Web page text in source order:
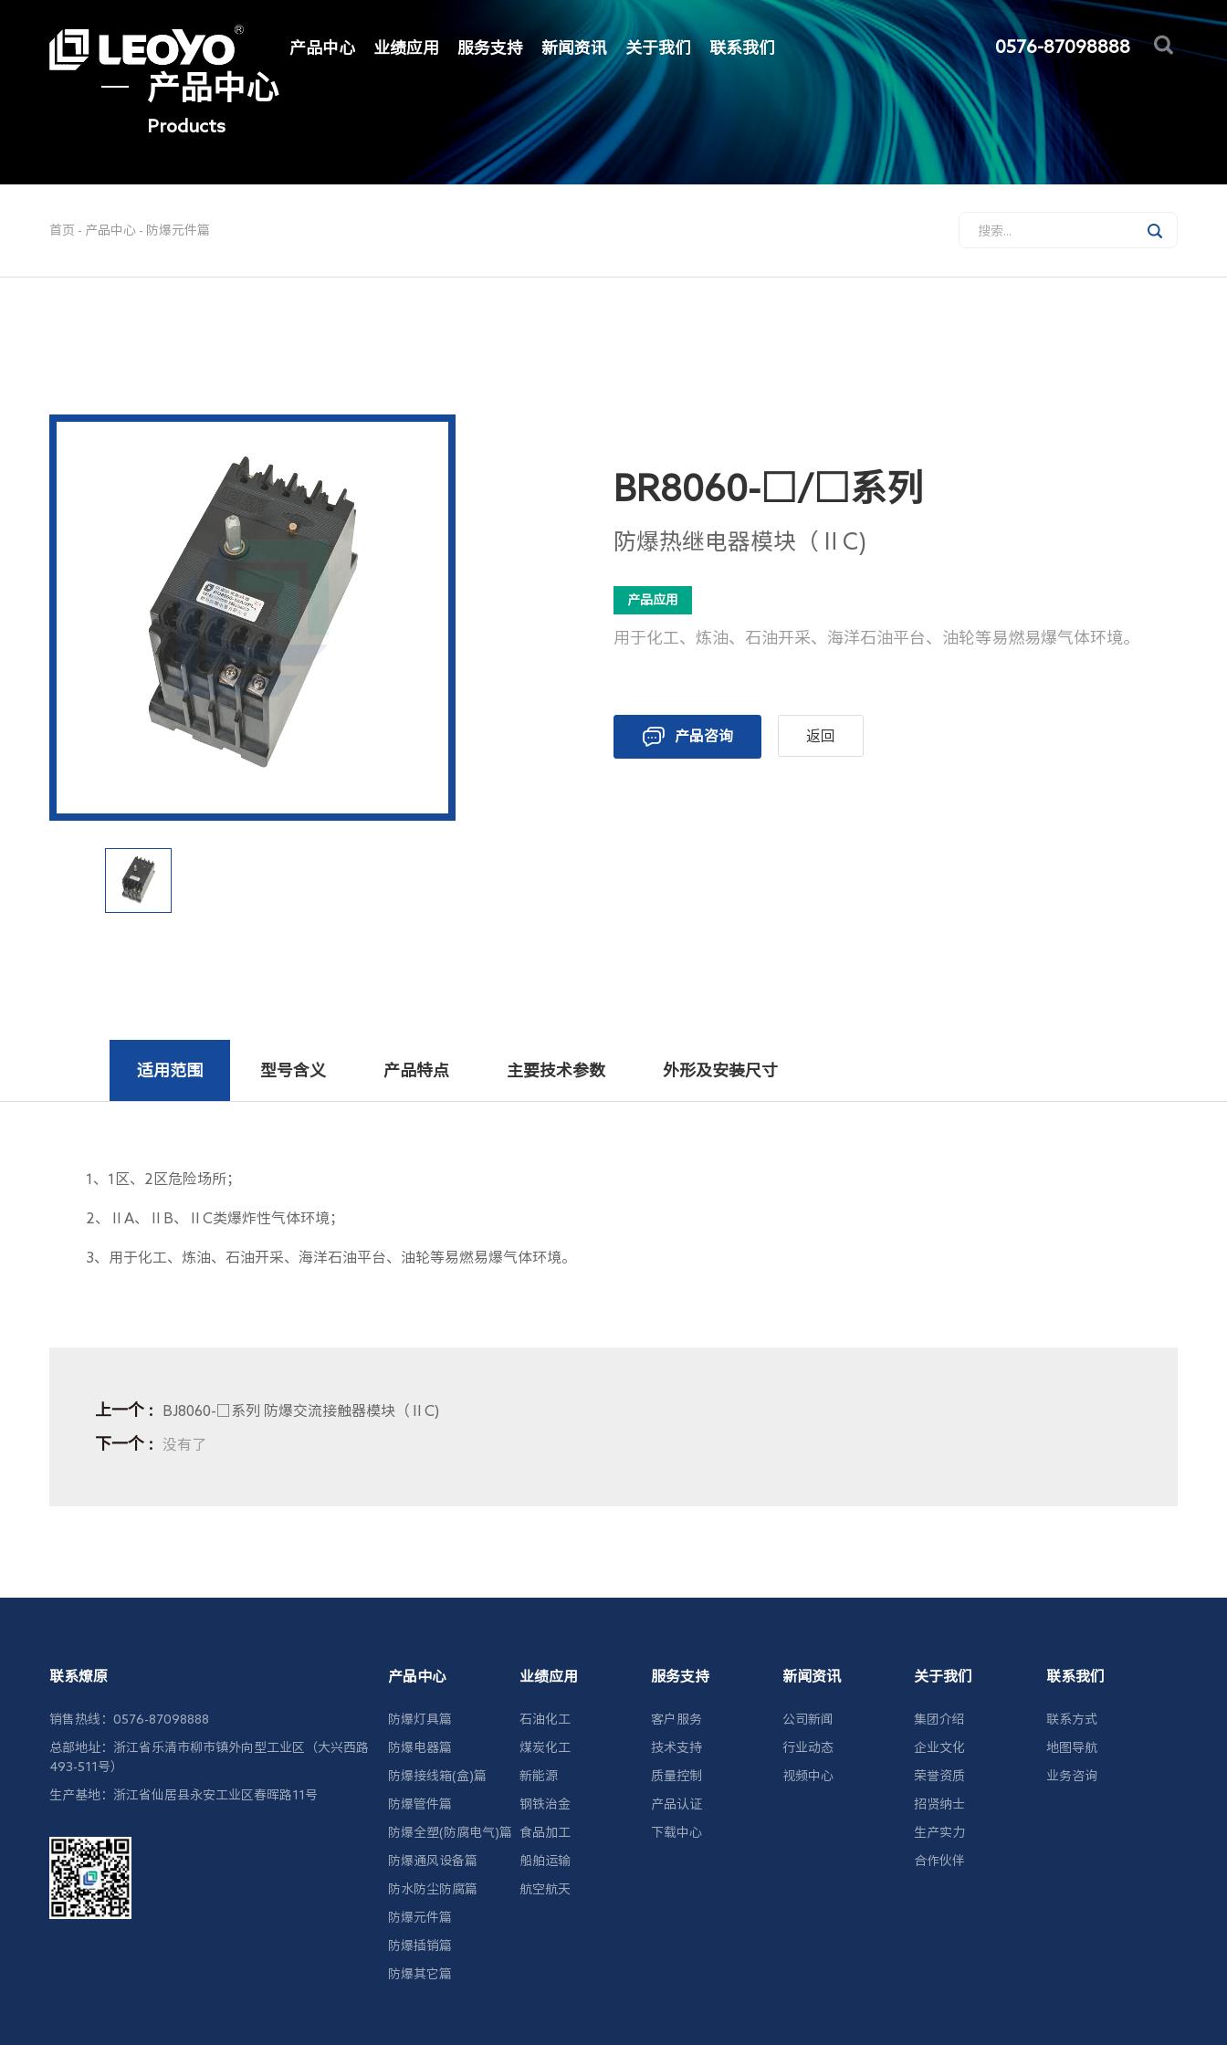
产品中心 业绩应用 服务支持 新闻资讯 关于我们 联系我们 0576-87098888
产品中心
Products
首页 - 产品中心- 防爆元件篇
BR8060-□/□系列
防爆热继电器模块（ⅡC)
产品应用
用于化工、炼油、石油开采、海洋石油平台、油轮等易燃易爆气体环境。
产品咨询 返回
适用范围 型号含义 产品特点 主要技术参数 外形及安装尺寸
1、1区、2区危险场所；
2、ⅡA、ⅡB、ⅡC类爆炸性气体环境；
3、用于化工、炼油、石油开采、海洋石油平台、油轮等易燃易爆气体环境。
上一个 BJ8060-□系列 防爆交流接触器模块（ⅡC)
下一个 没有了
产品中心
防爆灯具篇
防爆电器篇
防爆接线箱(盒)篇
防爆管件篇
防爆全塑(防腐电气)篇
防爆通风设备篇
防水防尘防腐篇
防爆元件篇
防爆插销篇
防爆其它篇
业绩应用
石油化工
煤炭化工
新能源
钢铁治金
食品加工
船舶运输
航空航天
服务支持
客户服务
技术支持
质量控制
产品认证
下载中心
新闻资讯
公司新闻
行业动态
视频中心
关于我们
集团介绍
企业文化
荣誉资质
招贤纳士
生产实力
合作伙伴
联系我们
联系方式
地图导航
业务咨询
联系燎原
销售热线：0576-87098888
总部地址：浙江省乐清市柳市镇外向型工业区（大兴西路
493-511号）
生产基地：浙江省仙居县永安工业区春晖路11号